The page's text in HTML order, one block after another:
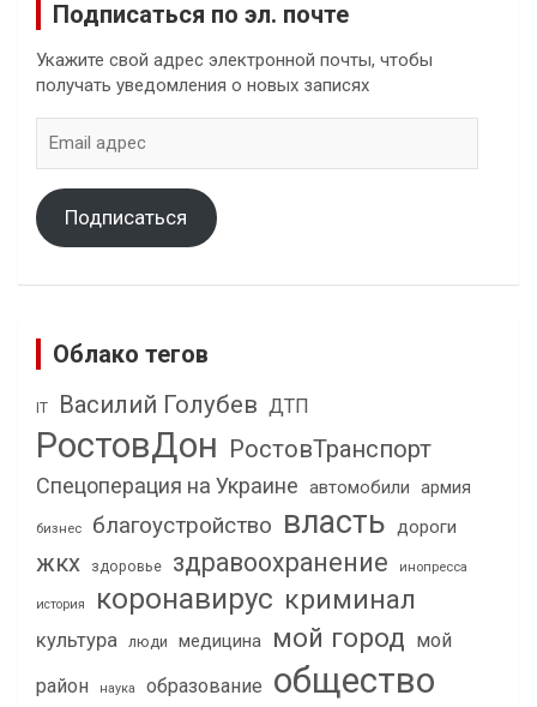
Подписаться по эл. почте
Укажите свой адрес электронной почты, чтобы
получать уведомления о новых записях
адрес
Подписаться
Облако тегов
IT Василий Голубев ДТП
РостовДон РостовТранспорт
Спецоперация на Украине автомобили армия
бизнес благоустройство власть дороги
жкх здоровье здравоохранение инопресса
история коронавирус криминал
культура люди медицина мой город мой
район
наука образование общество